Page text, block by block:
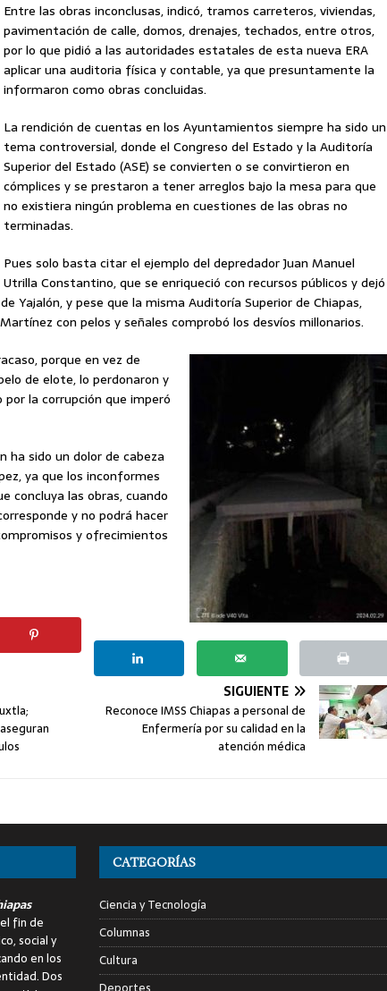
Entre las obras inconclusas, indicó, tramos carreteros, viviendas,
pavimentación de calle, domos, drenajes, techados, entre otros,
por lo que pidió a las autoridades estatales de esta nueva ERA
aplicar una auditoria física y contable, ya que presuntamente la
informaron como obras concluidas.
La rendición de cuentas en los Ayuntamientos siempre ha sido un
tema controversial, donde el Congreso del Estado y la Auditoría
Superior del Estado (ASE) se convierten o se convirtieron en
cómplices y se prestaron a tener arreglos bajo la mesa para que
no existiera ningún problema en cuestiones de las obras no
terminadas.
Pues solo basta citar el ejemplo del depredador Juan Manuel
Utrilla Constantino, que se enriqueció con recursos públicos y dejó
Yajalón, y pese que la misma Auditoría Superior de Chiapas,
con pelos y señales comprobó los desvíos millonarios.
porque en vez de
de elote, lo perdonaron y
la corrupción que imperó
ha sido un dolor de cabeza
ya que los inconformes
concluya las obras, cuando
y no podrá hacer
y ofrecimientos
SIGUIENTE
Reconoce IMSS Chiapas a personal de
Enfermería por su calidad en la
atención médica
fin de
social y
en los
Dos
CATEGORÍAS
Ciencia y Tecnología
Columnas
Cultura